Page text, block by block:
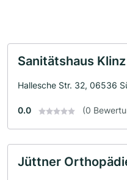
Sanitätshaus
Hallesche Str. 32, 06536
0.0 (0
Jüttner